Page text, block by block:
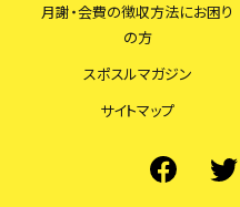
月謝・会費の徴収方法にお困り
の方
スポスルマガジン
サイトマップ